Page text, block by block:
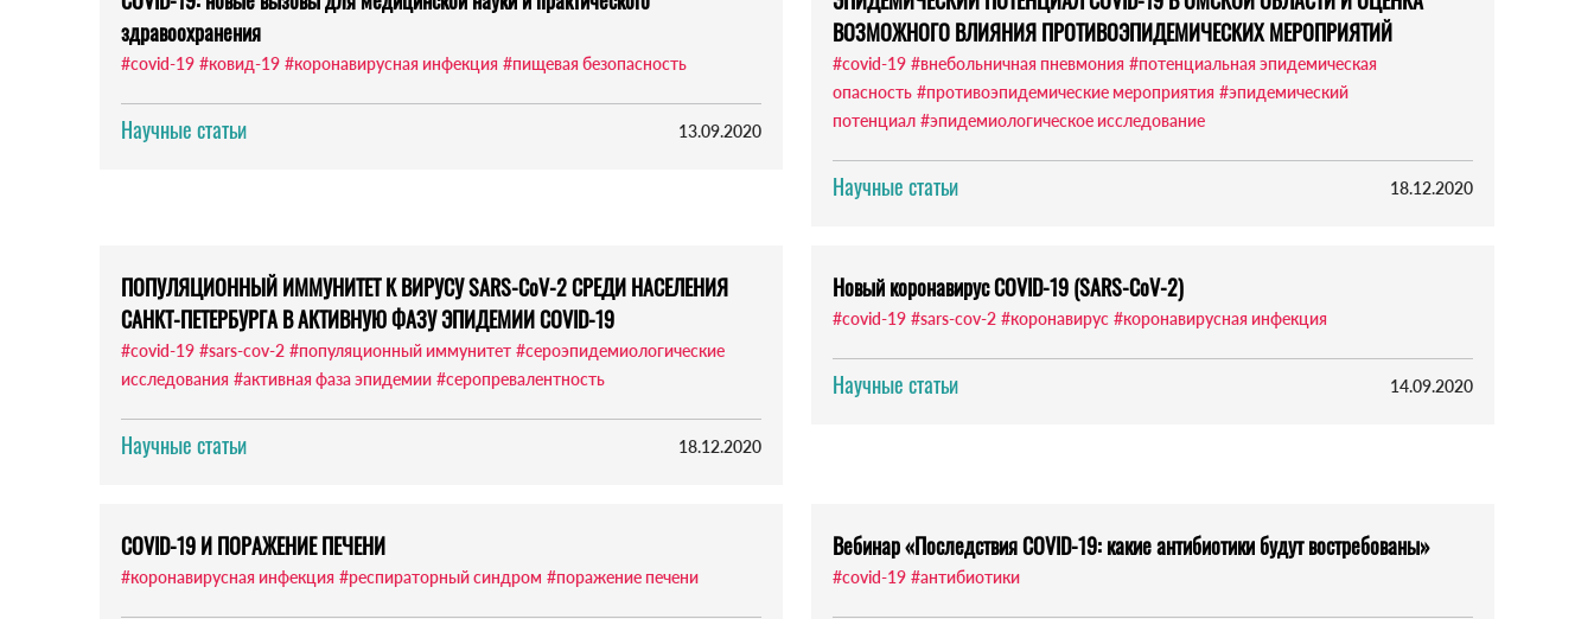
здравоохранения
#covid-19 #ковид-19 #коронавирусная инфекция #пищевая безопасность
Научные статьи 13.09.2020
ВОЗМОЖНОГО ВЛИЯНИЯ ПРОТИВОЭПИДЕМИЧЕСКИХ МЕРОПРИЯТИЙ
#covid-19 #внебольничная пневмония #потенциальная эпидемическая
опасность #противоэпидемические мероприятия #эпидемический
потенциал #эпидемиологическое исследование
Научные статьи 18.12.2020
ПОПУЛЯЦИОННЫЙ ИММУНИТЕТ К ВИРУСУ SARS-CoV-2 СРЕДИ НАСЕЛЕНИЯ
САНКТ-ПЕТЕРБУРГА В АКТИВНУЮ ФАЗУ ЭПИДЕМИИ COVID-19
#covid-19 #sars-cov-2 #популяционный иммунитет #сероэпидемиологические
исследования #активная фаза эпидемии #серопревалентность
Научные статьи 18.12.2020
Новый коронавирус COVID-19 (SARS-CoV-2)
#covid-19 #sars-cov-2 #коронавирус #коронавирусная инфекция
Научные статьи 14.09.2020
COVID-19 И ПОРАЖЕНИЕ ПЕЧЕНИ
#коронавирусная инфекция #респираторный синдром #поражение печени
Вебинар «Последствия COVID-19: какие антибиотики будут востребованы»
#covid-19 #антибиотики